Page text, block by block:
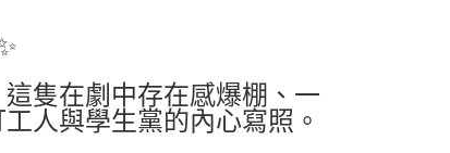
隻在劇中存在感爆棚、一
人與學生黨的內心寫照。